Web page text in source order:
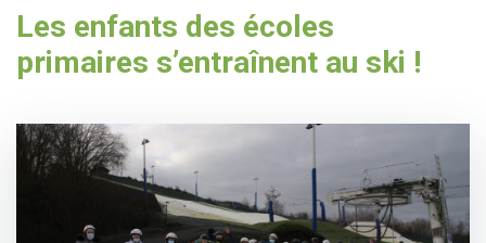
Les enfants des écoles
primaires s’entraînent au ski !